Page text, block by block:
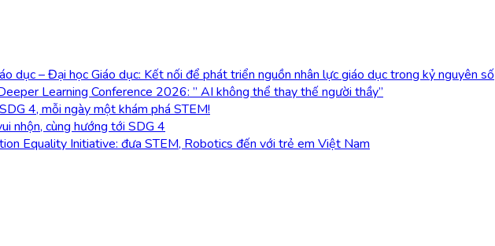
dục – Đại học Giáo dục: Kết nối để phát triển nguồn nhân lực giáo dục trong kỷ nguyên số
Learning Conference 2026: ” AI không thể thay thế người thầy”
4, mỗi ngày một khám phá STEM!
nhộn, cùng hướng tới SDG 4
Equality Initiative: đưa STEM, Robotics đến với trẻ em Việt Nam